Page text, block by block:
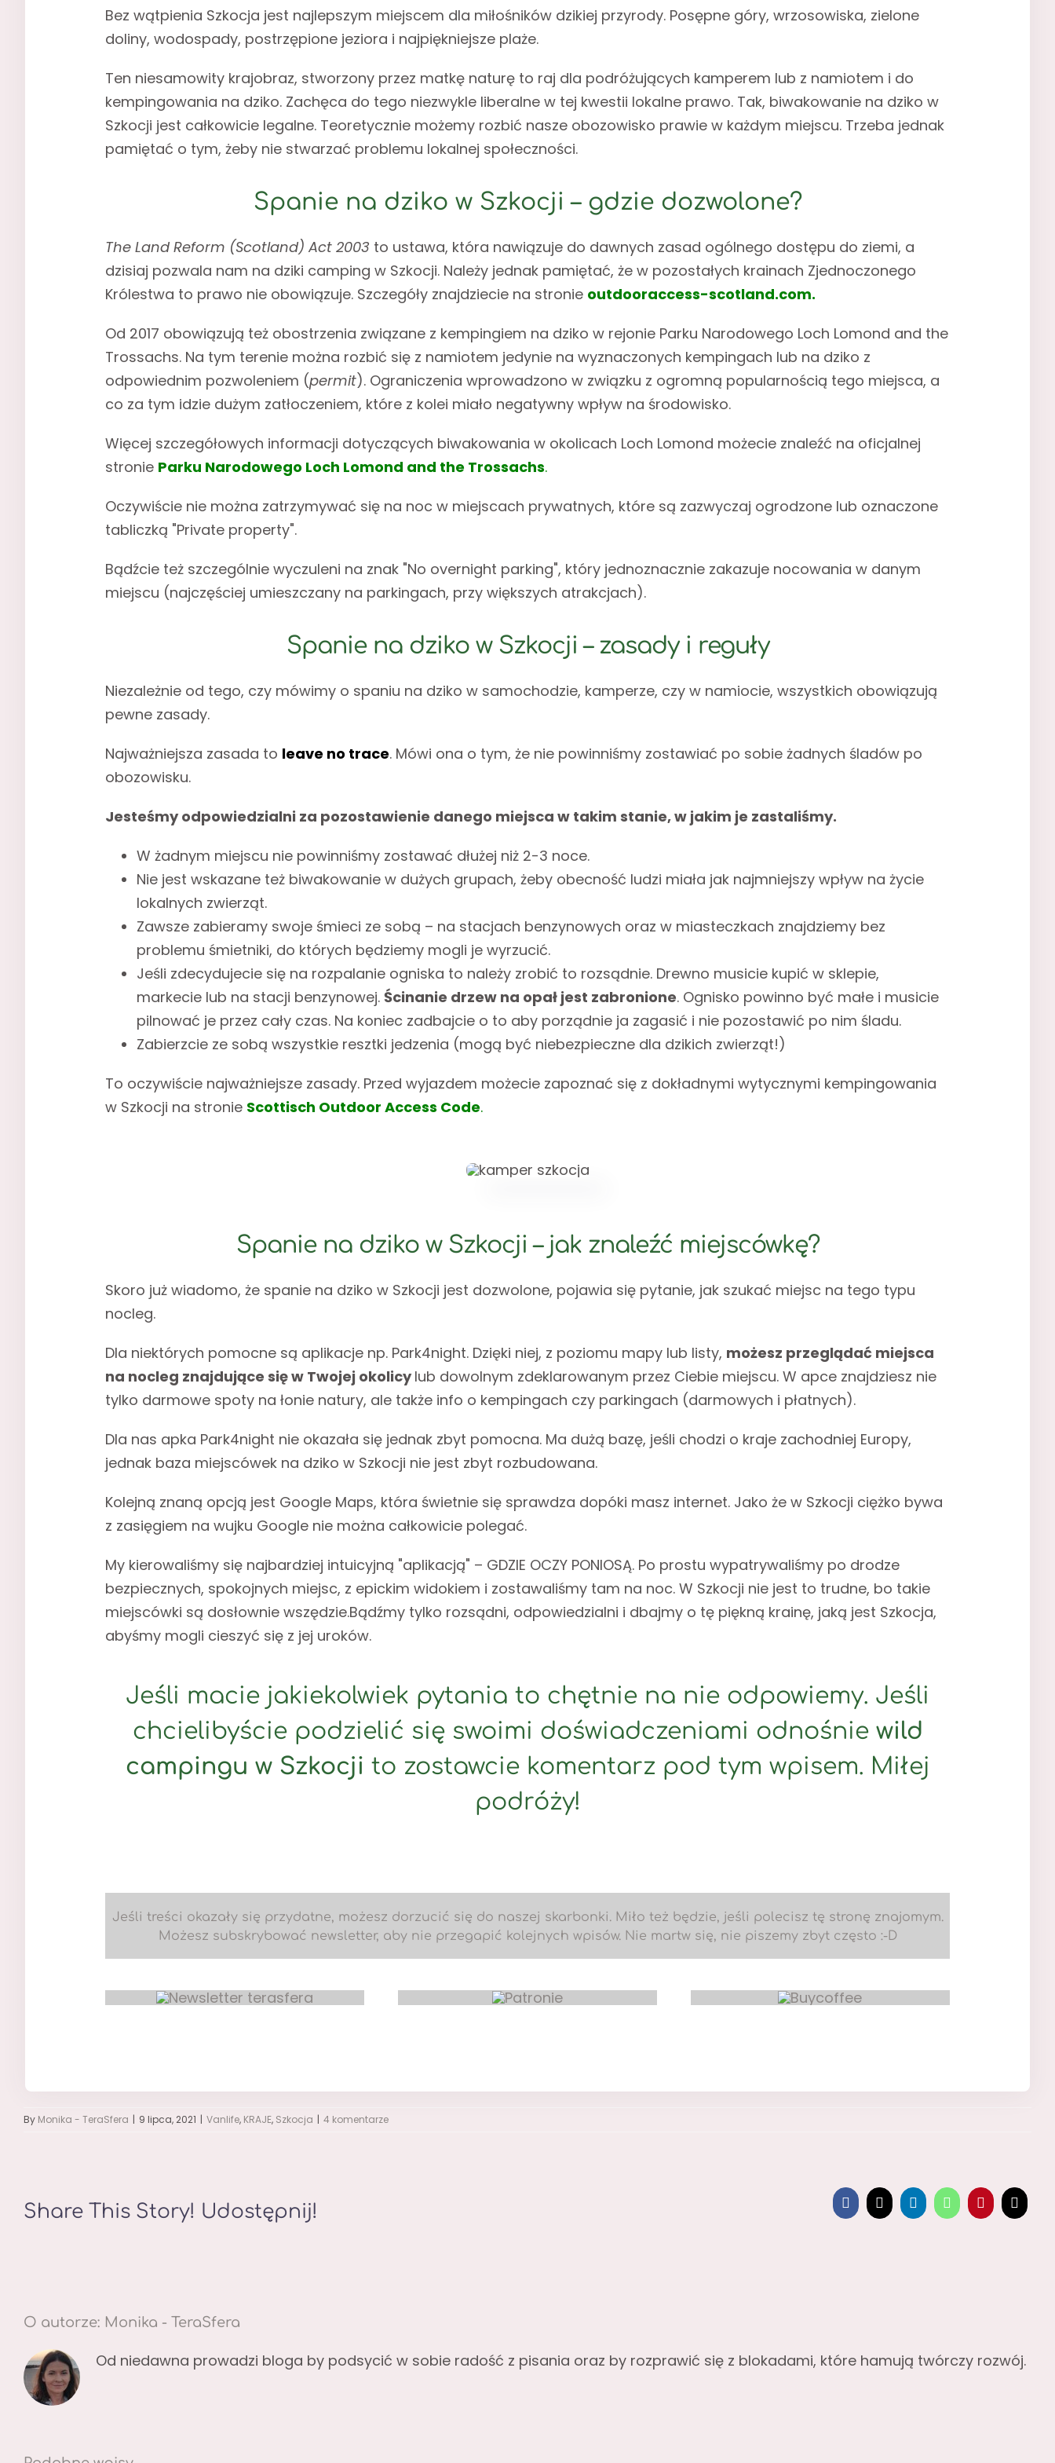
Bez wątpienia Szkocja jest najlepszym miejscem dla miłośników dzikiej przyrody. Posępne góry, wrzosowiska, zielone
doliny, wodospady, postrzępione jeziora i najpiękniejsze plaże.
Ten niesamowity krajobraz, stworzony przez matkę naturę to raj dla podróżujących kamperem lub z namiotem i do
kempingowania na dziko. Zachęca do tego niezwykle liberalne w tej kwestii lokalne prawo. Tak, biwakowanie na dziko w
Szkocji jest całkowicie legalne. Teoretycznie możemy rozbić nasze obozowisko prawie w każdym miejscu. Trzeba jednak
pamiętać o tym, żeby nie stwarzać problemu lokalnej społeczności.
Spanie na dziko w Szkocji – gdzie dozwolone?
The Land Reform (Scotland) Act 2003 to ustawa, która nawiązuje do dawnych zasad ogólnego dostępu do ziemi, a
dzisiaj pozwala nam na dziki camping w Szkocji. Należy jednak pamiętać, że w pozostałych krainach Zjednoczonego
Królestwa to prawo nie obowiązuje. Szczegóły znajdziecie na stronie outdooraccess-scotland.com.
Od 2017 obowiązują też obostrzenia związane z kempingiem na dziko w rejonie Parku Narodowego Loch Lomond and the
Trossachs. Na tym terenie można rozbić się z namiotem jedynie na wyznaczonych kempingach lub na dziko z
odpowiednim pozwoleniem (permit). Ograniczenia wprowadzono w związku z ogromną popularnością tego miejsca, a
co za tym idzie dużym zatłoczeniem, które z kolei miało negatywny wpływ na środowisko.
Więcej szczegółowych informacji dotyczących biwakowania w okolicach Loch Lomond możecie znaleźć na oficjalnej
stronie Parku Narodowego Loch Lomond and the Trossachs.
Oczywiście nie można zatrzymywać się na noc w miejscach prywatnych, które są zazwyczaj ogrodzone lub oznaczone
tabliczką "Private property".
Bądźcie też szczególnie wyczuleni na znak "No overnight parking", który jednoznacznie zakazuje nocowania w danym
miejscu (najczęściej umieszczany na parkingach, przy większych atrakcjach).
Spanie na dziko w Szkocji – zasady i reguły
Niezależnie od tego, czy mówimy o spaniu na dziko w samochodzie, kamperze, czy w namiocie, wszystkich obowiązują
pewne zasady.
Najważniejsza zasada to leave no trace. Mówi ona o tym, że nie powinniśmy zostawiać po sobie żadnych śladów po
obozowisku.
Jesteśmy odpowiedzialni za pozostawienie danego miejsca w takim stanie, w jakim je zastaliśmy.
W żadnym miejscu nie powinniśmy zostawać dłużej niż 2-3 noce.
Nie jest wskazane też biwakowanie w dużych grupach, żeby obecność ludzi miała jak najmniejszy wpływ na życie
lokalnych zwierząt.
Zawsze zabieramy swoje śmieci ze sobą – na stacjach benzynowych oraz w miasteczkach znajdziemy bez
problemu śmietniki, do których będziemy mogli je wyrzucić.
Jeśli zdecydujecie się na rozpalanie ogniska to należy zrobić to rozsądnie. Drewno musicie kupić w sklepie,
markecie lub na stacji benzynowej.Ścinanie drzew na opał jest zabronione. Ognisko powinno być małe i musicie
pilnować je przez cały czas. Na koniec zadbajcie o to aby porządnie ja zagasić i nie pozostawić po nim śladu.
Zabierzcie ze sobą wszystkie resztki jedzenia (mogą być niebezpieczne dla dzikich zwierząt!)
To oczywiście najważniejsze zasady. Przed wyjazdem możecie zapoznać się z dokładnymi wytycznymi kempingowania
w Szkocji na stronie Scottisch Outdoor Access Code.
Spanie na dziko w Szkocji – jak znaleźć miejscówkę?
Skoro już wiadomo, że spanie na dziko w Szkocji jest dozwolone, pojawia się pytanie, jak szukać miejsc na tego typu
nocleg.
Dla niektórych pomocne są aplikacje np. Park4night. Dzięki niej, z poziomu mapy lub listy, możesz przeglądać miejsca
na nocleg znajdujące się w Twojej okolicylub dowolnym zdeklarowanym przez Ciebie miejscu. W apce znajdziesz nie
tylko darmowe spoty na łonie natury, ale także info o kempingach czy parkingach (darmowych i płatnych).
Dla nas apka Park4night nie okazała się jednak zbyt pomocna. Ma dużą bazę, jeśli chodzi o kraje zachodniej Europy,
jednak baza miejscówek na dziko w Szkocji nie jest zbyt rozbudowana.
Kolejną znaną opcją jest Google Maps, która świetnie się sprawdza dopóki masz internet. Jako że w Szkocji ciężko bywa
z zasięgiem na wujku Google nie można całkowicie polegać.
My kierowaliśmy się najbardziej intuicyjną "aplikacją" – GDZIE OCZY PONIOSĄ. Po prostu wypatrywaliśmy po drodze
bezpiecznych, spokojnych miejsc, z epickim widokiem i zostawaliśmy tam na noc. W Szkocji nie jest to trudne, bo takie
miejscówki są dosłownie wszędzie.Bądźmy tylko rozsądni, odpowiedzialni i dbajmy o tę piękną krainę, jaką jest Szkocja,
abyśmy mogli cieszyć się z jej uroków.
Jeśli macie jakiekolwiek pytania to chętnie na nie odpowiemy. Jeśli
chcielibyście podzielić się swoimi doświadczeniami odnośnie wild
campingu w Szkocji to zostawcie komentarz pod tym wpisem. Miłej
podróży!
Jeśli treści okazały się przydatne, możesz dorzucić się do naszej skarbonki. Miło też będzie, jeśli polecisz tę stronę znajomym.
Możesz subskrybować newsletter, aby nie przegapić kolejnych wpisów. Nie martw się, nie piszemy zbyt często :-D
By Monika - TeraSfera | 9 lipca, 2021 | Vanlife, KRAJE, Szkocja | 4 komentarze
Share This Story! Udostępnij! Facebook
X LinkedInWhatsAppPinterestEmail
O autorze: Monika - TeraSfera
Od niedawna prowadzi bloga by podsycić w sobie radość z pisania oraz by rozprawić się z blokadami, które hamują twórczy rozwój.